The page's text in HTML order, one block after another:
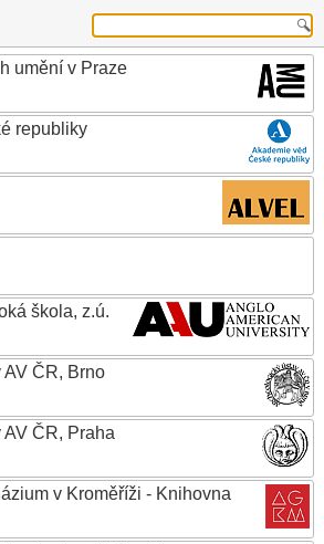
umění v Praze
republiky
škola, z.ú.
ČR, Brno
ČR, Praha
v Kroměříži - Knihovna